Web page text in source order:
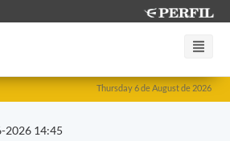
Thursday 6 de August de 2026
2026 14:45